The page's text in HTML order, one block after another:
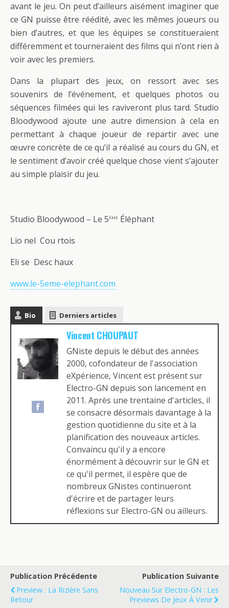
avant le jeu. On peut d’ailleurs aisément imaginer que
ce GN puisse être réédité, avec les mêmes joueurs ou
bien d’autres, et que les équipes se constitueraient
différemment et tourneraient des films qui n’ont rien à
voir avec les premiers.
Dans la plupart des jeux, on ressort avec ses
souvenirs de l’événement, et quelques photos ou
séquences filmées qui les raviveront plus tard. Studio
Bloodywood ajoute une autre dimension à cela en
permettant à chaque joueur de repartir avec une
œuvre concrète de ce qu’il a réalisé au cours du GN, et
le sentiment d’avoir créé quelque chose vient s’ajouter
au simple plaisir du jeu.
Studio Bloodywood – Le 5ème Éléphant
Lio nel Cou rtois
Eli se Desc haux
www.le-5eme-elephant.com
Bio Derniers articles
Vincent CHOUPAUT
GNiste depuis le début des années
2000, cofondateur de l'association
eXpérience, Vincent est présent sur
Electro-GN depuis son lancement en
2011. Après une trentaine d'articles, il
se consacre désormais davantage à la
gestion quotidienne du site et à la
planification des nouveaux articles.
Convaincu qu'il y a encore
énormément à découvrir sur le GN et
ce qu'il permet, il espère que de
nombreux GNistes continueront
d'écrire et de partager leurs
réflexions sur Electro-GN ou ailleurs.
Publication Précédente
Preview : La Rizière Sans
Retour
Publication Suivante
Nouveau Sur Electro-GN : Les
Previews De Jeux À Venir